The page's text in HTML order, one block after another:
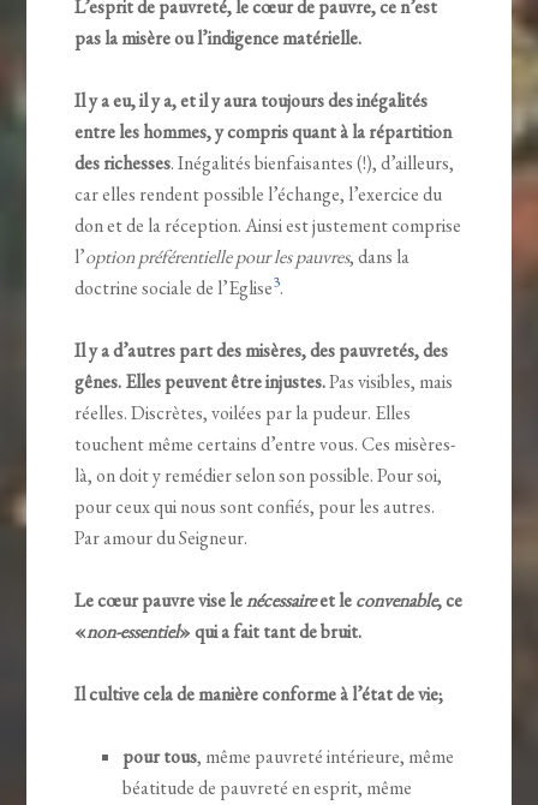
L’esprit de pauvreté, le cœur de pauvre, ce n’est
pas la misère ou l’indigence matérielle.
Il y a eu, il y a, et il y aura toujours des inégalités
entre les hommes, y compris quant à la répartition
des richesses. Inégalités bienfaisantes (!), d’ailleurs,
car elles rendent possible l’échange, l’exercice du
don et de la réception. Ainsi est justement comprise
l’option préférentielle pour les pauvres, dans la
doctrine sociale de l’Eglise3.
Il y a d’autres part des misères, des pauvretés, des
gênes. Elles peuvent être injustes.Pas visibles, mais
réelles. Discrètes, voilées par la pudeur. Elles
touchent même certains d’entre vous. Ces misères-
là, on doit y remédier selon son possible. Pour soi,
pour ceux qui nous sont confiés, pour les autres.
Par amour du Seigneur.
Le cœur pauvre vise lenécessaireet leconvenable, ce
«non-essentiel» qui a fait tant de bruit.
Il cultive cela de manière conforme à l’état de vie;
pour tous, même pauvreté intérieure, même
béatitude de pauvreté en esprit, même